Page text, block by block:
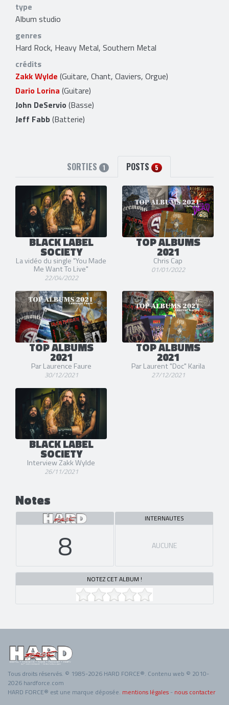
type
Album studio
genres
Hard Rock, Heavy Metal, Southern Metal
crédits
Zakk Wylde (Guitare, Chant, Claviers, Orgue)
Dario Lorina (Guitare)
John DeServio (Basse)
Jeff Fabb(Batterie)
SORTIES 1 POSTS 5
BLACK LABEL
SOCIETY
La vidéo du single "You Made
Me Want To Live"
22/04/2022
TOP ALBUMS
2021
Chris Cap
01/01/2022
TOP ALBUMS
2021
Par Laurence Faure
30/12/2021
TOP ALBUMS
2021
Par Laurent "Doc" Karila
27/12/2021
BLACK LABEL
SOCIETY
Interview Zakk Wylde
26/11/2021
Notes
8
INTERNAUTES
AUCUNE
NOTEZ CET ALBUM !
Tous droits réservés. © 1985-2026 HARD FORCE®. Contenu web © 2010-
2026 hardforce.com
HARD FORCE® est une marque déposée. mentions légales - nous contacter